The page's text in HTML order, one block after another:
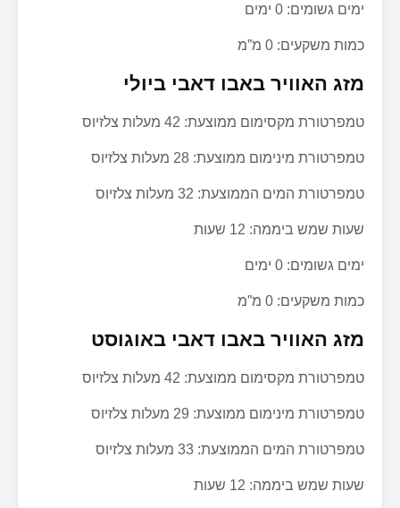
ימים גשומים: 0 ימים
כמות משקעים: 0 מ”מ
מזג האוויר באבו דאבי ביולי
טמפרטורת מקסימום ממוצעת: 42 מעלות צלזיוס
טמפרטורת מינימום ממוצעת: 28 מעלות צלזיוס
טמפרטורת המים הממוצעת: 32 מעלות צלזיוס
שעות שמש ביממה: 12 שעות
ימים גשומים: 0 ימים
כמות משקעים: 0 מ”מ
מזג האוויר באבו דאבי באוגוסט
טמפרטורת מקסימום ממוצעת: 42 מעלות צלזיוס
טמפרטורת מינימום ממוצעת: 29 מעלות צלזיוס
טמפרטורת המים הממוצעת: 33 מעלות צלזיוס
שעות שמש ביממה: 12 שעות